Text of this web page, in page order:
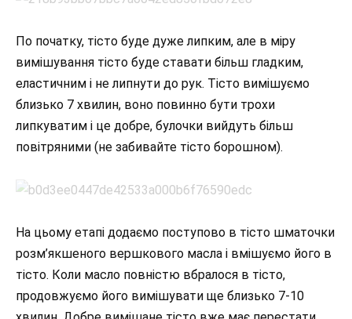
По початку, тісто буде дуже липким, але в міру
вимішування тісто буде ставати більш гладким,
еластичним і не липнути до рук. Тісто вимішуємо
близько 7 хвилин, воно повинно бути трохи
липкуватим і це добре, булочки вийдуть більш
повітряними (не забивайте тісто борошном).
На цьому етапі додаємо поступово в тісто шматочки
розм’якшеного вершкового масла і вмішуємо його в
тісто. Коли масло повністю вбралося в тісто,
продовжуємо його вимішувати ще близько 7-10